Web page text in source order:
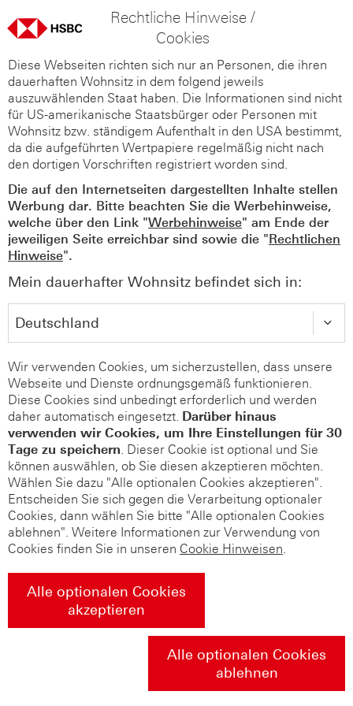
Rechtliche Hinweise /
Cookies
Diese Webseiten richten sich nur an Personen, die ihren
dauerhaften Wohnsitz in dem folgend jeweils
auszuwählenden Staat haben. Die Informationen sind nicht
für US-amerikanische Staatsbürger oder Personen mit
Wohnsitz bzw. ständigem Aufenthalt in den USA bestimmt,
da die aufgeführten Wertpapiere regelmäßig nicht nach
den dortigen Vorschriften registriert worden sind.
Die auf den Internetseiten dargestellten Inhalte stellen
Werbung dar. Bitte beachten Sie die Werbehinweise,
welche über den Link "Werbehinweise" am Ende der
jeweiligen Seite erreichbar sind sowie die "Rechtlichen
Hinweise".
Mein dauerhafter Wohnsitz befindet sich in:
Wir verwenden Cookies, um sicherzustellen, dass unsere
Webseite und Dienste ordnungsgemäß funktionieren.
Diese Cookies sind unbedingt erforderlich und werden
daher automatisch eingesetzt. Darüber hinaus
verwenden wir Cookies, um Ihre Einstellungen für 30
Tage zu speichern. Dieser Cookie ist optional und Sie
können auswählen, ob Sie diesen akzeptieren möchten.
Wählen Sie dazu "Alle optionalen Cookies akzeptieren".
Entscheiden Sie sich gegen die Verarbeitung optionaler
Cookies, dann wählen Sie bitte "Alle optionalen Cookies
ablehnen". Weitere Informationen zur Verwendung von
Cookies finden Sie in unseren Cookie Hinweisen.
Alle optionalen Cookies
akzeptieren
Alle optionalen Cookies
ablehnen